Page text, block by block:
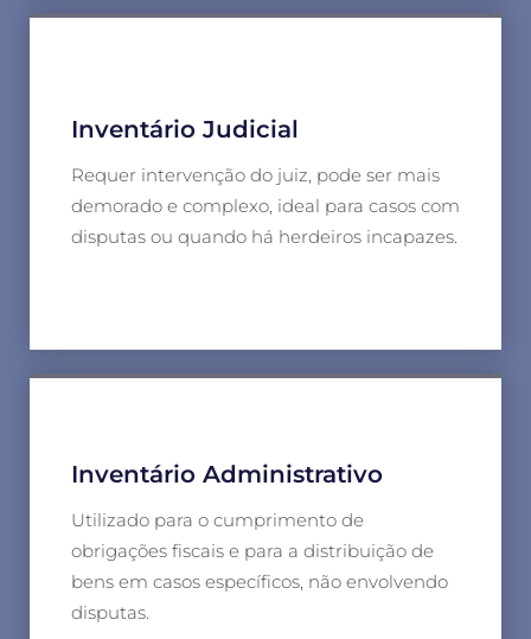
Inventário Judicial
Requer intervenção do juiz, pode ser mais
demorado e complexo, ideal para casos com
disputas ou quando há herdeiros incapazes.
Inventário Administrativo
Utilizado para o cumprimento de
obrigações fiscais e para a distribuição de
bens em casos específicos, não envolvendo
disputas.